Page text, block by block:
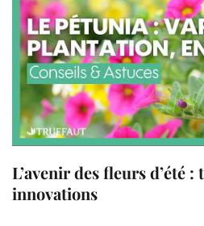
L’avenir des fleurs d’été :
innovations